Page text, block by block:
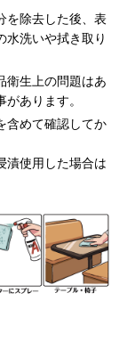
を除去した後、表
水洗いや拭き取り
衛生上の問題はあ
あります。
含めて確認してか
漬使用した場合は